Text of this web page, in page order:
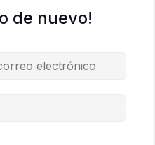
de nuevo!